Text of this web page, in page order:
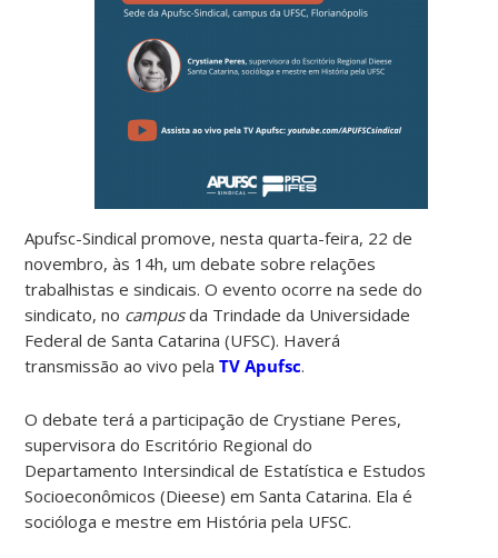
Apufsc-Sindical promove, nesta quarta-feira, 22 de
novembro, às 14h, um debate sobre relações
trabalhistas e sindicais. O evento ocorre na sede do
sindicato, no campusda Trindade da Universidade
Federal de Santa Catarina (UFSC). Haverá
transmissão ao vivo pelaTV Apufsc.
O debate terá a participação de Crystiane Peres,
supervisora do Escritório Regional do
Departamento Intersindical de Estatística e Estudos
Socioeconômicos (Dieese) em Santa Catarina. Ela é
socióloga e mestre em História pela UFSC.